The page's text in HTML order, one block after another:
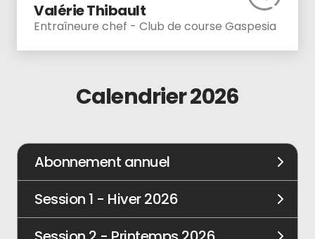
Valérie Thibault
Entraîneure chef - Club de course Gaspesia
Calendrier 2026
Abonnement annuel
Session 1 - Hiver 2026